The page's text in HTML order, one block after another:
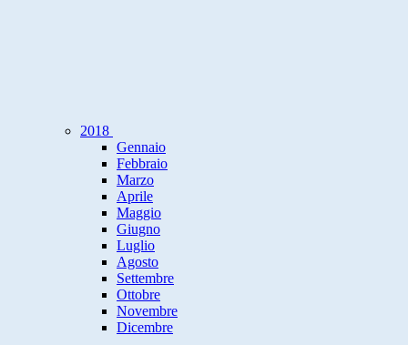
2018
Gennaio
Febbraio
Marzo
Aprile
Maggio
Giugno
Luglio
Agosto
Settembre
Ottobre
Novembre
Dicembre